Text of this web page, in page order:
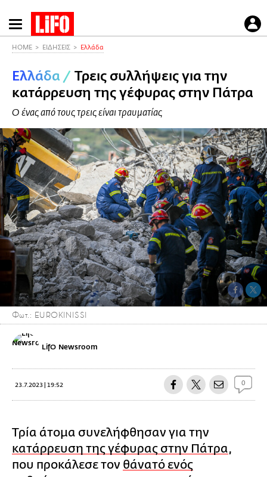
Παράκαμψη
προς
περιεχόμενο
HOME ΕΙΔΗΣΕΙΣ Ελλάδα
Ελλάδα / Τρεις συλλήψεις για την
κατάρρευση της γέφυρας στην Πάτρα
Ο ένας από τους τρεις είναι τραυματίας
Φωτ.: EUROKINISSI
LifO Newsroom
23.7.2023 | 19:52 0
Τρία άτομα συνελήφθησαν για την
κατάρρευση της γέφυρας στην Πάτρα,
που προκάλεσε τον θάνατό ενός